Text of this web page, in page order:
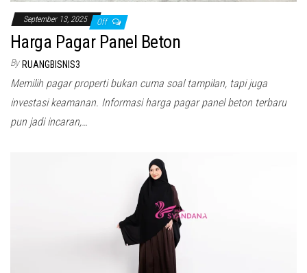
September 13, 2025 Off
Harga Pagar Panel Beton
By RUANGBISNIS3
Memilih pagar properti bukan cuma soal tampilan, tapi juga
investasi keamanan. Informasi harga pagar panel beton terbaru
pun jadi incaran,…